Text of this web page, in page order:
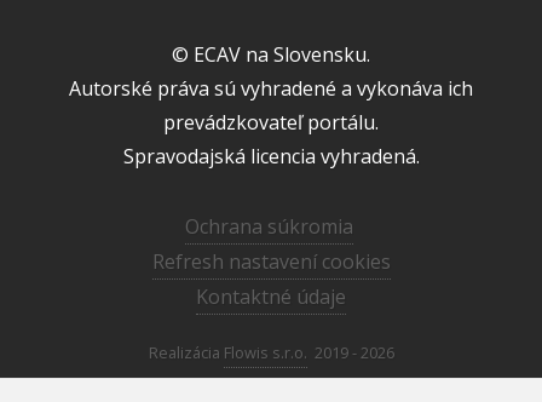
© ECAV na Slovensku.
Autorské práva sú vyhradené a vykonáva ich
prevádzkovateľ portálu.
Spravodajská licencia vyhradená.
Ochrana súkromia
Refresh nastavení cookies
Kontaktné údaje
Realizácia Flowis s.r.o. 2019 - 2026